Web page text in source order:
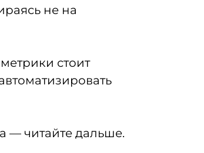
не на
стоит
— читайте дальше.